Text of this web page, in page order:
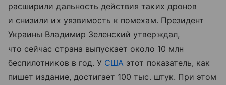
расширили дальность действия таких дронов
и снизили их уязвимость к помехам. Президент
Украины Владимир Зеленский утверждал,
что сейчас страна выпускает около 10 млн
беспилотников в год. У США этот показатель, как
пишет издание, достигает 100 тыс. штук. При этом